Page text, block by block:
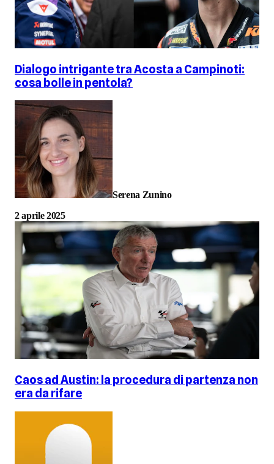
Dialogo intrigante tra Acosta a Campinoti:
cosa bolle in pentola?
Serena Zunino
2 aprile 2025
Caos ad Austin: la procedura di partenza non
era da rifare